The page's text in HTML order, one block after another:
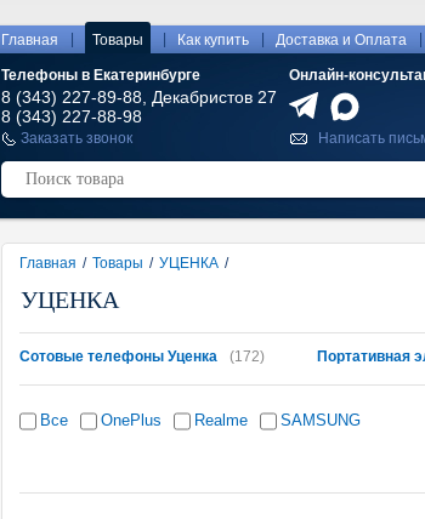
Главная Товары Как купить Доставка и Оплата
Телефоны в Екатеринбурге
8 (343) 227-89-88, Декабристов 27
8 (343) 227-88-98
Онлайн-
Заказать звонок
Написать
Главная / Товары / УЦЕНКА /
УЦЕНКА
Сотовые телефоны Уценка (172) Портативная
Все OnePlus Realme SAMSUNG